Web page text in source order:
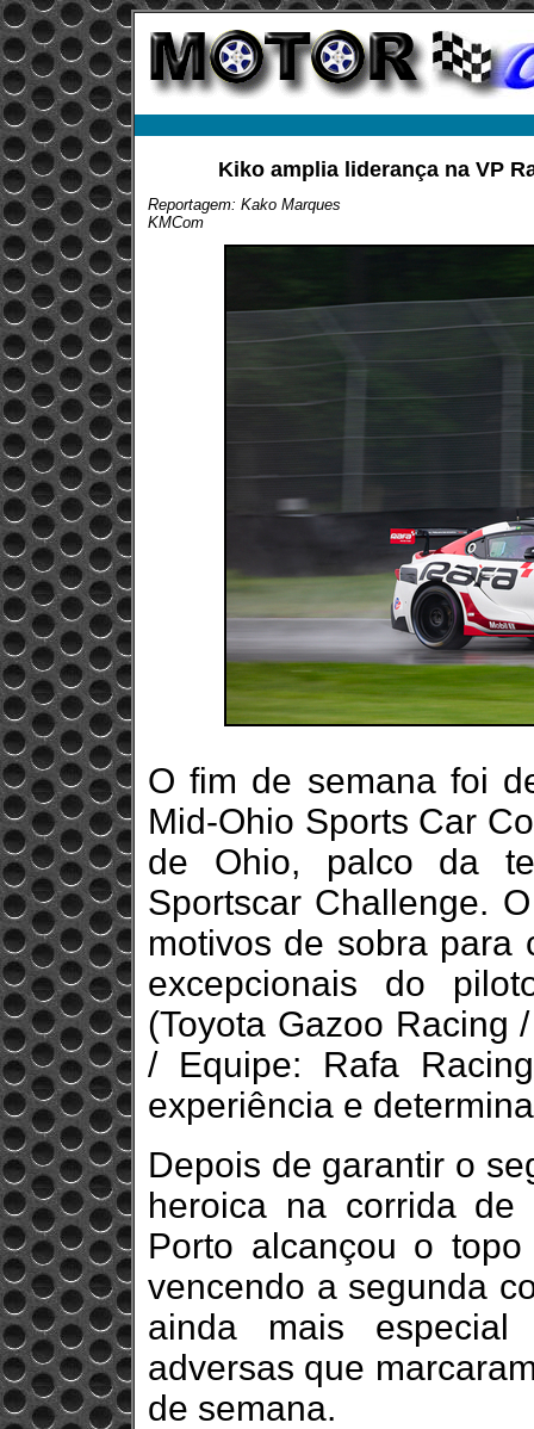
Kiko amplia liderança na VP
Reportagem: Kako Marques
KMCom
O fim de semana foi
Mid-Ohio Sports Car
de Ohio, palco da
Sportscar Challenge.
motivos de sobra para
excepcionais do
(Toyota Gazoo Racing
/ Equipe: Rafa
experiência e
Depois de garantir o
heroica na corrida
Porto alcançou o
vencendo a segunda
ainda mais especial
adversas que
de semana.